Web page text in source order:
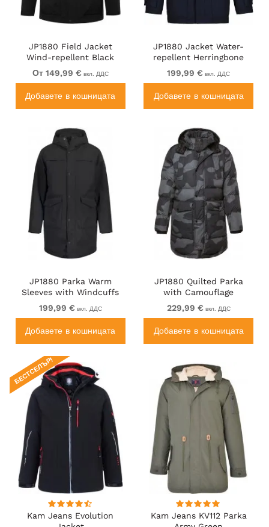
JP1880 Field Jacket
Wind-repellent Black
От 149,99 € вкл. ДДС
Добавете в кошницата
JP1880 Jacket Water-
repellent Herringbone
Insert Navy
199,99 € вкл. ДДС
Добавете в кошницата
JP1880 Parka Warm
Sleeves with Windcuffs
Black
199,99 € вкл. ДДС
Добавете в кошницата
JP1880 Quilted Parka
with Camouflage
Drawstring Waist Black
229,99 € вкл. ДДС
Добавете в кошницата
Kam Jeans Evolution
БЕСТСЕЛЪР!
Kam Jeans KV112 Parka